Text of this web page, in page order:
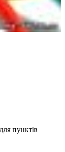
пунктів